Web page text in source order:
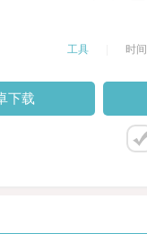
工具 时
下载